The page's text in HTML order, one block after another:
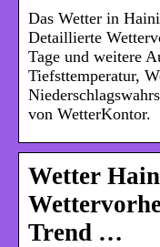
Das Wetter in
Detaillierte
Tage und weitere
Tiefsttemperatur,
von WetterKontor.
Wetter
Trend …